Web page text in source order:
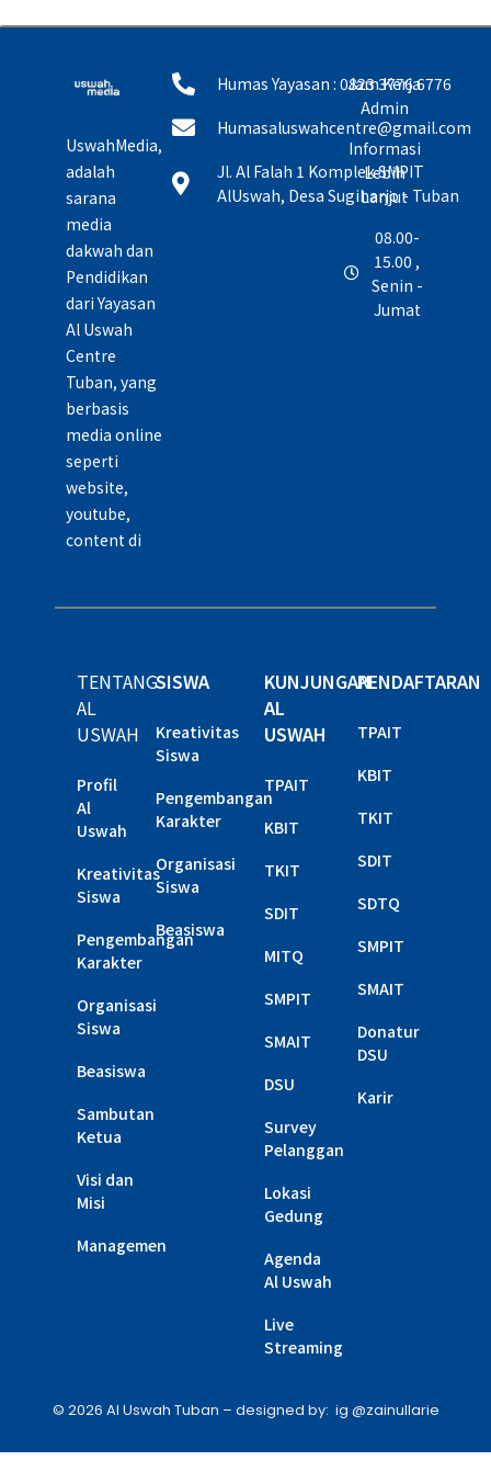
UswahMedia,
adalah
sarana
media
dakwah dan
Pendidikan
dari Yayasan
Al Uswah
Centre
Tuban, yang
berbasis
media online
seperti
website,
youtube,
content di
Humas Yayasan : 0823 3776 6776
Humasaluswahcentre@gmail.com
Jl. Al Falah 1 Komplek SMPIT
AlUswah, Desa Sugiharjo - Tuban
Jam Kerja
Admin
Informasi
Lebih
Lanjut
08.00-
15.00 ,
Senin -
Jumat
TENTANG
AL
USWAH
Profil
Al
Uswah
Kreativitas
Siswa
Pengembangan
Karakter
Organisasi
Siswa
Beasiswa
Sambutan
Ketua
Visi dan
Misi
Managemen
SISWA
Kreativitas
Siswa
Pengembangan
Karakter
Organisasi
Siswa
Beasiswa
KUNJUNGAN
AL
USWAH
TPAIT
KBIT
TKIT
SDIT
MITQ
SMPIT
SMAIT
DSU
Survey
Pelanggan
Lokasi
Gedung
Agenda
Al Uswah
Live
Streaming
PENDAFTARAN
TPAIT
KBIT
TKIT
SDIT
SDTQ
SMPIT
SMAIT
Donatur
DSU
Karir
© 2026 Al Uswah Tuban – designed by: ig @zainullarie